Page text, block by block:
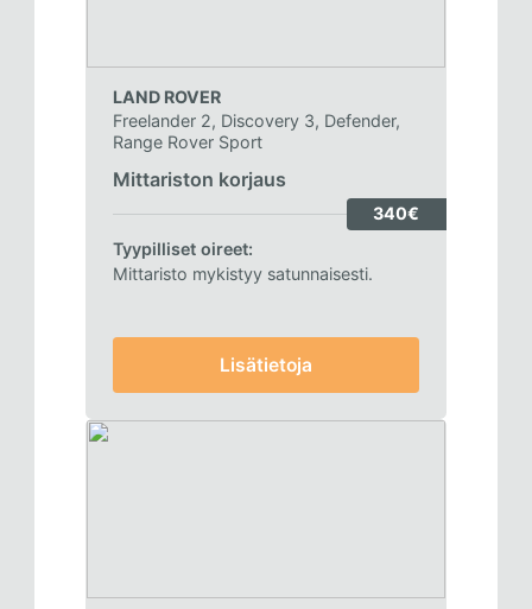
LAND ROVER
Freelander 2, Discovery 3, Defender,
Range Rover Sport
Mittariston korjaus
340€
Tyypilliset oireet:
Mittaristo mykistyy satunnaisesti.
Lisätietoja